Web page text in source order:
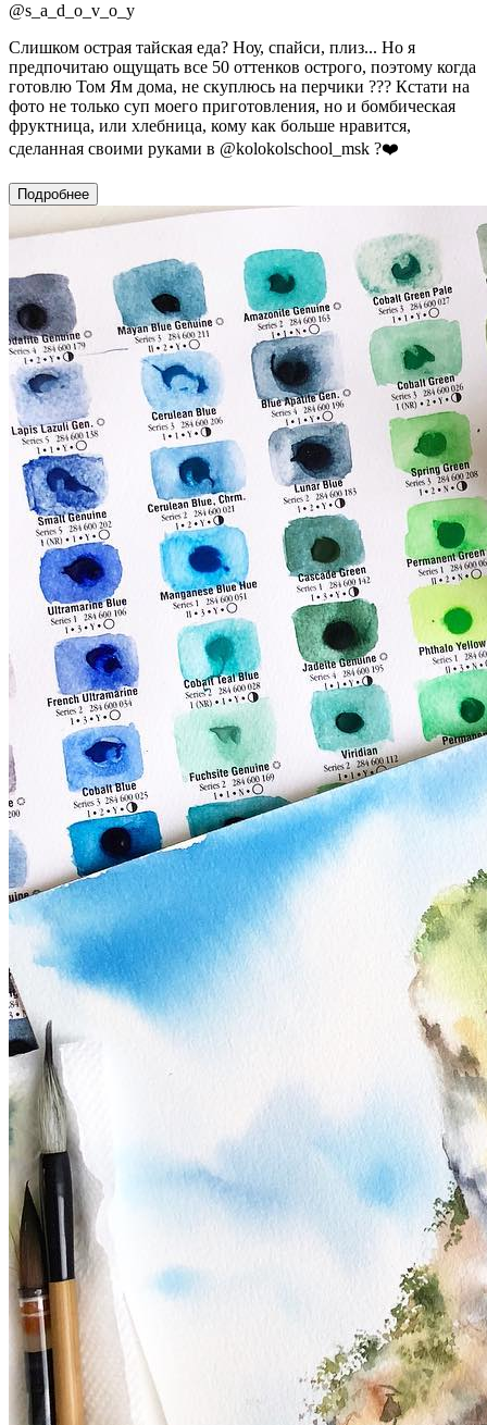
@s_a_d_o_v_o_y
Слишком острая тайская еда? Ноу, спайси, плиз... Но я
предпочитаю ощущать все 50 оттенков острого, поэтому когда
готовлю Том Ям дома, не скуплюсь на перчики ??? Кстати на
фото не только суп моего приготовления, но и бомбическая
фруктница, или хлебница, кому как больше нравится,
сделанная своими руками в @kolokolschool_msk ?❤️
Подробнее